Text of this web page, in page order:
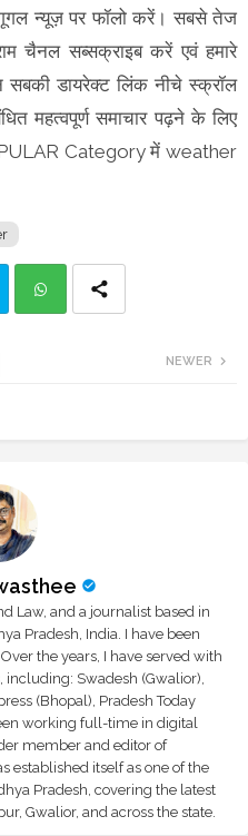
न्यूज़ पर फॉलो करें। सबसे तेज
चैनल सब्सक्राइब करें एवं हमारे
सबकी डायरेक्ट लिंक नीचे स्क्रॉल
महत्वपूर्ण समाचार पढ़ने के लिए
Category में weather
NEWER
Law, and a journalist based in
Pradesh, India. I have been
the years, I have served with
Swadesh (Gwalior),
(Bhopal), Pradesh Today
working full-time in digital
member and editor of
established itself as one of the
Pradesh, covering the latest
Gwalior, and across the state.